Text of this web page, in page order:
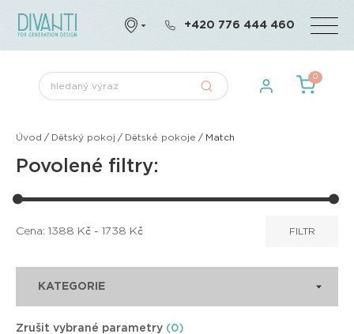
+420 776 444 460
0
Úvod / Dětský pokoj / Dětské pokoje / Match
Povolené filtry:
Cena: 1388 Kč - 1738 Kč FILTR
KATEGORIE
Zrušit vybrané parametry (0)